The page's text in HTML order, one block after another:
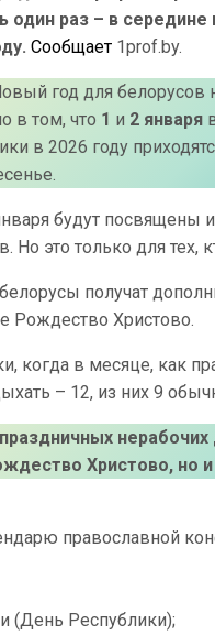
один раз – в
Сообщает 1prof.by.
год для
в том, что 1 и 2 января
в 2026 году
будут посвящены
это только для тех,
получат
Рождество Христово.
когда в месяце, как
– 12, из них 9
Христово, но
православной
(День Республики);